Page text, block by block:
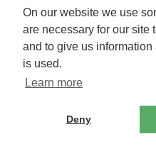
クです。
Android、Google Play および
す。
Windows は Microsoft Inc.の米国
標です。
Adobe、Adobe Reader、Adobe
その他、記載されている会社名、
On our website we use
are necessary for our site
and to give us
is used.
Learn more
Deny